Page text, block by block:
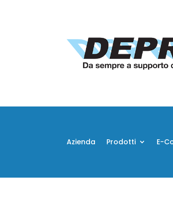
Azienda Prodotti E-